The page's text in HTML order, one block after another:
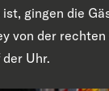
gingen die
von der
Uhr.